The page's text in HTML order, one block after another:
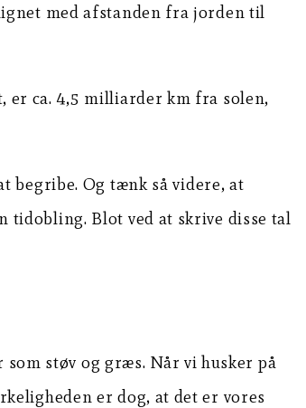
med afstanden fra jorden til
er ca. 4,5 milliarder km fra solen,
begribe. Og tænk så videre, at
tidobling. Blot ved at skrive disse tal
støv og græs. Når vi husker på
er dog, at det er vores